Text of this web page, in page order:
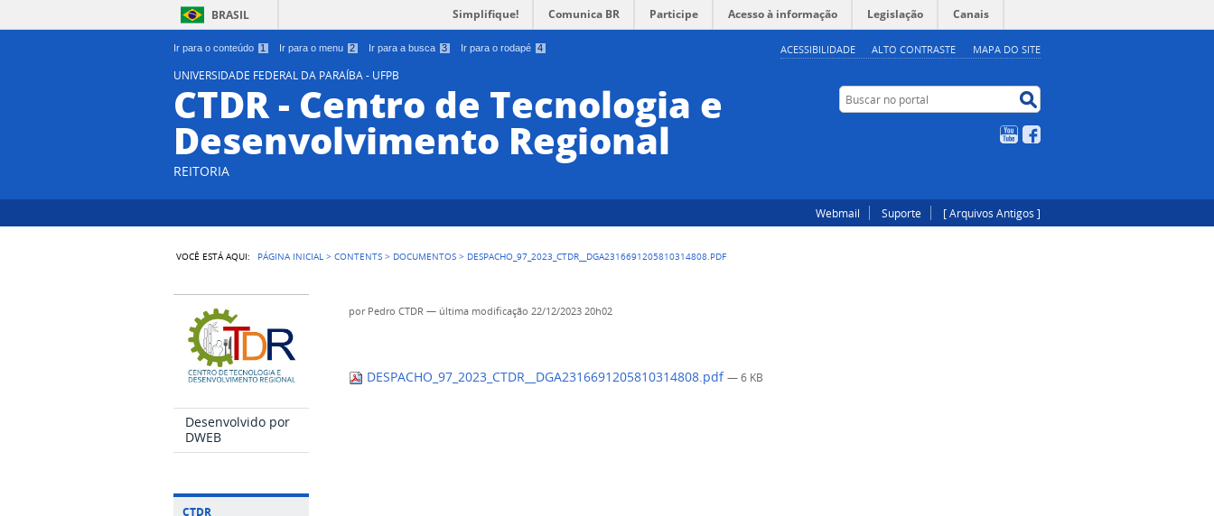
Ir para o conteúdo 1 Ir para o menu 2 Ir para a busca 3 Ir para o rodapé 4 ACESSIBILIDADE ALTO CONTRASTE MAPA DO SITE
BRASIL Simplifique! Comunica BR Participe Acesso à informação Legislação Canais
UNIVERSIDADE FEDERAL DA PARAÍBA - UFPB
CTDR - Centro de Tecnologia e
Desenvolvimento Regional
REITORIA
Buscar no portal
YouTube
Webmail Suporte [ Arquivos Antigos ]
VOCÊ ESTÁ AQUI: PÁGINA INICIAL >CONTENTS > DOCUMENTOS > DESPACHO_97_2023_CTDR__DGA2316691205810314808.PDF
Desenvolvido por
DWEB
CTDR
por Pedro CTDR — última modificação 22/12/2023 20h02
DESPACHO_97_2023_CTDR__DGA2316691205810314808.pdf— 6 KB